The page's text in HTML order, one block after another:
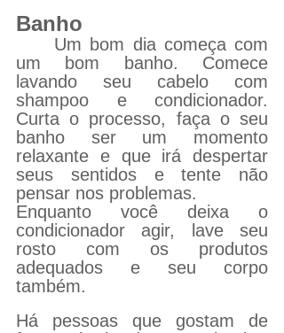
Banho
Um bom dia começa com
um bom banho. Comece
lavando seu cabelo com
shampoo e condicionador.
Curta o processo, faça o seu
banho ser um momento
relaxante e que irá despertar
seus sentidos e tente não
pensar nos problemas.
Enquanto você deixa o
condicionador agir, lave seu
rosto com os produtos
adequados e seu corpo
também.
Há pessoas que gostam de